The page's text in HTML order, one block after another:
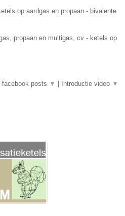
op aardgas en propaan - bivalente
propaan en multigas, cv - ketels op
facebook posts ▼ | Introductie video ▼